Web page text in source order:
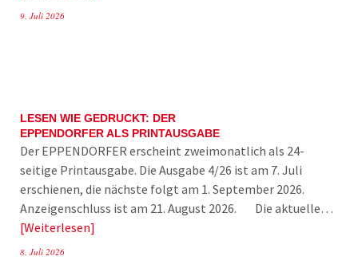
9. Juli 2026
LESEN WIE GEDRUCKT: DER
EPPENDORFER ALS PRINTAUSGABE
Der EPPENDORFER erscheint zweimonatlich als 24-
seitige Printausgabe. Die Ausgabe 4/26 ist am 7. Juli
erschienen, die nächste folgt am 1. September 2026.
Anzeigenschluss ist am 21. August 2026. Die aktuelle…
Weiterlesen
8. Juli 2026